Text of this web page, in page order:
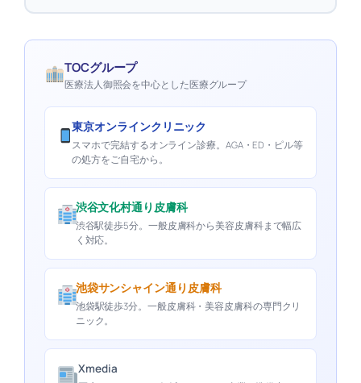
TOCグループ
医療法人御照会を中心とした医療グループ
東京オンラインクリニック
スマホで完結するオンライン診療。AGA・ED・ピル等
の処方をご自宅から。
渋谷文化村通り皮膚科
渋谷駅徒歩5分。一般皮膚科から美容皮膚科まで幅広
く対応。
池袋サンシャイン通り皮膚科
池袋駅徒歩3分。一般皮膚科・美容皮膚科の専門クリ
ニック。
Xmedia